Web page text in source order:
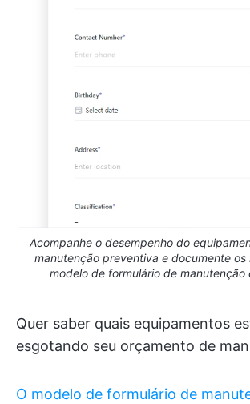
Acompanhe o desempenho do
manutenção preventiva e documente os
modelo de formulário de manutenção
Quer saber quais equipamentos
esgotando seu orçamento de
O modelo de formulário de